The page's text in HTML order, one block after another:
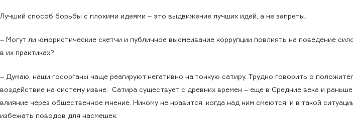
Лучший способ борьбы с плохими идеями – это выдвижение лучших идей, а не запреты.
– Могут ли юмористические скетчи и публичное высмеивание коррупции повлиять на поведение
в их практиках?
– Думаю, наши госорганы чаще реагируют негативно на тонкую сатиру. Трудно говорить о
воздействие на систему извне. Сатира существует с древних времен – еще в Средние века и
влияние через общественное мнение. Никому не нравится, когда над ним смеются, и в такой
избежать поводов для насмешек.